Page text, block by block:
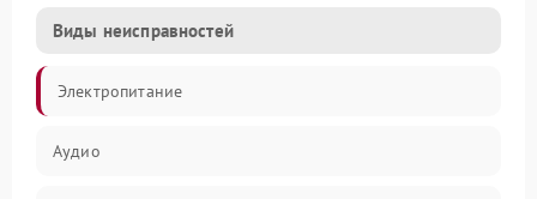
Виды неисправностей
Электропитание
Аудио